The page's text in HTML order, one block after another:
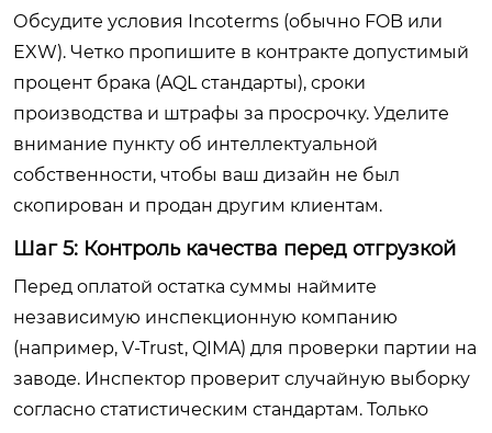
Обсудите условия Incoterms (обычно FOB или
EXW). Четко пропишите в контракте допустимый
процент брака (AQL стандарты), сроки
производства и штрафы за просрочку. Уделите
внимание пункту об интеллектуальной
собственности, чтобы ваш дизайн не был
скопирован и продан другим клиентам.
Шаг 5: Контроль качества перед отгрузкой
Перед оплатой остатка суммы наймите
независимую инспекционную компанию
(например, V-Trust, QIMA) для проверки партии на
заводе. Инспектор проверит случайную выборку
согласно статистическим стандартам. Только